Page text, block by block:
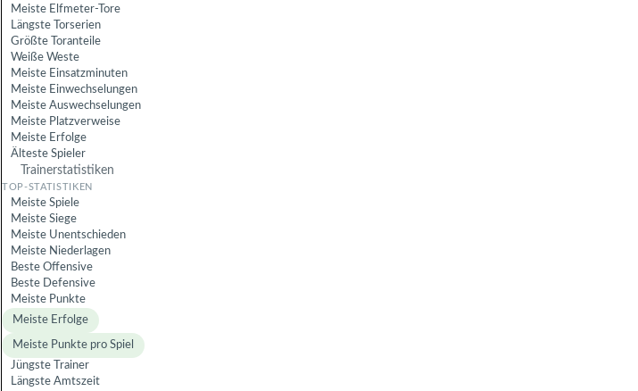
Meiste Elfmeter-Tore
Längste Torserien
Größte Toranteile
Weiße Weste
Meiste Einsatzminuten
Meiste Einwechselungen
Meiste Auswechselungen
Meiste Platzverweise
Meiste Erfolge
Älteste Spieler
Trainerstatistiken
Meiste Spiele
Meiste Siege
Meiste Unentschieden
Meiste Niederlagen
Beste Offensive
Beste Defensive
Meiste Punkte
Meiste Erfolge
Meiste Punkte pro Spiel
Jüngste Trainer
Längste Amtszeit